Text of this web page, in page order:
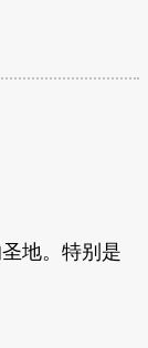
地。特别是